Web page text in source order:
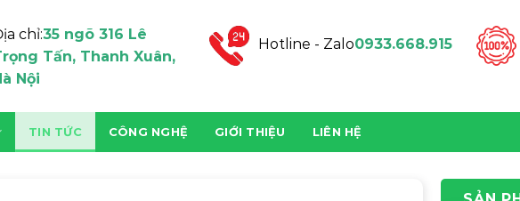
chỉ:35 ngõ 316 Lê
Tấn, Thanh Xuân,
Nội
Hotline - Zalo0933.668.915
TIN TỨC CÔNG NGHỆ GIỚI THIỆU LIÊN HỆ